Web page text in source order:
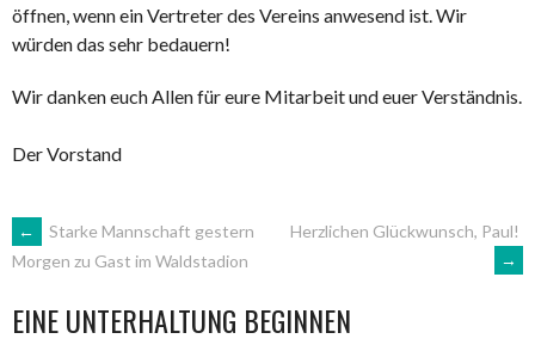
öffnen, wenn ein Vertreter des Vereins anwesend ist. Wir
würden das sehr bedauern!
Wir danken euch Allen für eure Mitarbeit und euer Verständnis.
Der Vorstand
ARTIKEL-
NAVIGATION
←
Starke Mannschaft gestern
Morgen zu Gast im Waldstadion
Herzlichen Glückwunsch, Paul!
→
EINE UNTERHALTUNG BEGINNEN